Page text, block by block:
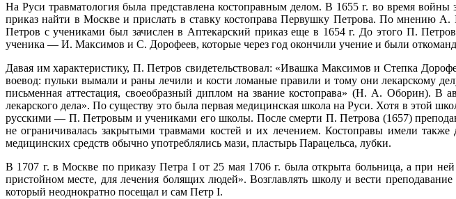
На Руси травматология была представлена костоправным делом. В 1655 г. во время
приказ найти в Москве и прислать в ставку костоправа Первушку Петрова. По мнению
Петров с учениками был зачислен в Аптекарский приказ еще в 1654 г. До этого П.
ученика — И. Максимов и С. Дорофеев, которые через год окончили учение и были
Давая им характеристику, П. Петров свидетель­ствовал: «Ивашка Максимов и Степка
воевод: пульки вымали и раны лечили и кости ломаные прави­ли и тому они лекарскому
письменная аттестация, своеобразный диплом на звание костоправа» (Н. А. Оборин). В
лекарского дела». По существу это была первая медицинская школа на Руси. Хотя в этой
русскими — П. Петровым и уче­никами его школы. После смерти П. Петрова (1657)
не ограничивалась закрытыми травмами костей и их лечением. Костоправы имели
медицинских средств обычно употреблялись мази, пластырь Парацельса, лубки.
В 1707 г. в Москве по приказу Петра I от 25 мая 1706 г. была от­крыта больница, а при
пристойном месте, для лечения болящих людей». Возглавлять школу и вести
который неоднократно посещал и сам Петр I.